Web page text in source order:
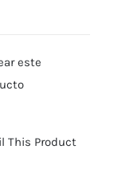
este
This Product